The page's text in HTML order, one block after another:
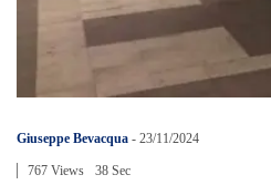
Giuseppe Bevacqua - 23/11/2024
767 Views 38 Sec